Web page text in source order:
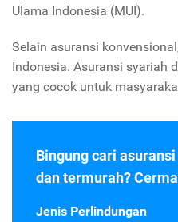
Ulama Indonesia (MUI).
Selain asuransi
Indonesia. Asuransi syariah
yang cocok untuk
Bingung cari
dan termurah?
Jenis Perlindungan